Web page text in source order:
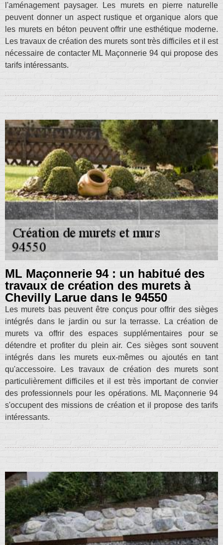
l'aménagement paysager. Les murets en pierre naturelle
peuvent donner un aspect rustique et organique alors que
les murets en béton peuvent offrir une esthétique moderne.
Les travaux de création des murets sont très difficiles et il est
nécessaire de contacter ML Maçonnerie 94 qui propose des
tarifs intéressants.
ML Maçonnerie 94 : un habitué des
travaux de création des murets à
Chevilly Larue dans le 94550
Les murets bas peuvent être conçus pour offrir des sièges
intégrés dans le jardin ou sur la terrasse. La création de
murets va offrir des espaces supplémentaires pour se
détendre et profiter du plein air. Ces sièges sont souvent
intégrés dans les murets eux-mêmes ou ajoutés en tant
qu'accessoire. Les travaux de création des murets sont
particulièrement difficiles et il est très important de convier
des professionnels pour les opérations. ML Maçonnerie 94
s'occupent des missions de création et il propose des tarifs
intéressants.